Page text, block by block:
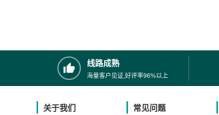
线路成熟
海量客户见证,好评率96%以上
关于我们 常见问题